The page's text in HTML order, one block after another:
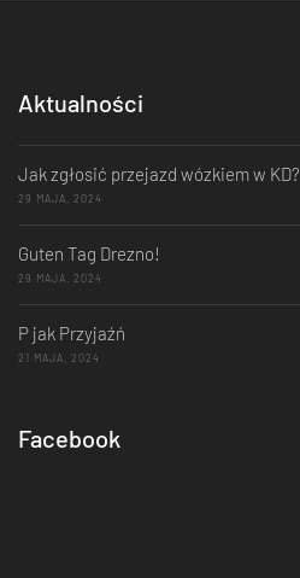
Aktualności
Jak zgłosić przejazd wózkiem w KD?
29 MAJA, 2024
Guten Tag Drezno!
29 MAJA, 2024
P jak Przyjaźń
21 MAJA, 2024
Facebook